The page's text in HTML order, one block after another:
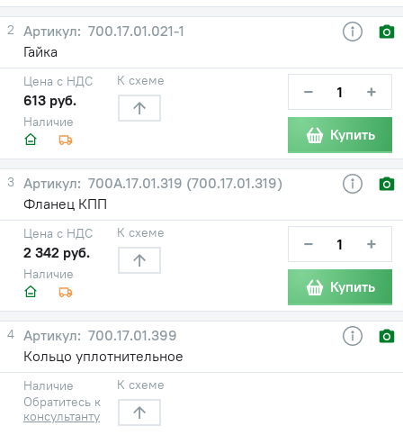
2
700.17.01.021-1
Гайка
Наличие
Цена с НДС
613 руб.
К схеме − +
Купить
3
700А.17.01.319 (700.17.01.319)
Фланец КПП
Наличие
Цена с НДС
2 342 руб.
К схеме − +
Купить
4
700.17.01.399
Кольцо уплотнительное
Наличие
Обратитесь к
консультанту
К схеме